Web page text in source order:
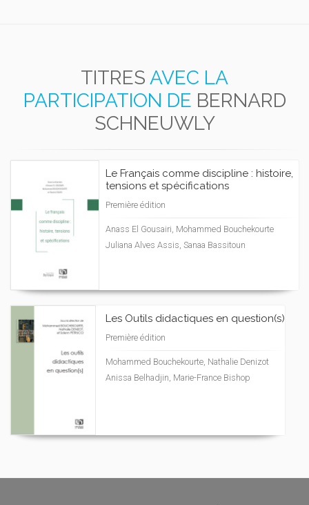
TITRES AVEC LA
PARTICIPATION DE BERNARD
SCHNEUWLY
Le Français comme discipline : histoire,
tensions et spécifications
Première édition
Anass El Gousairi, Mohammed Bouchekourte
Juliana Alves Assis, Sanaa Bassitoun
Les Outils didactiques en question(s)
Première édition
Mohammed Bouchekourte, Nathalie Denizot
Anissa Belhadjin, Marie-France Bishop